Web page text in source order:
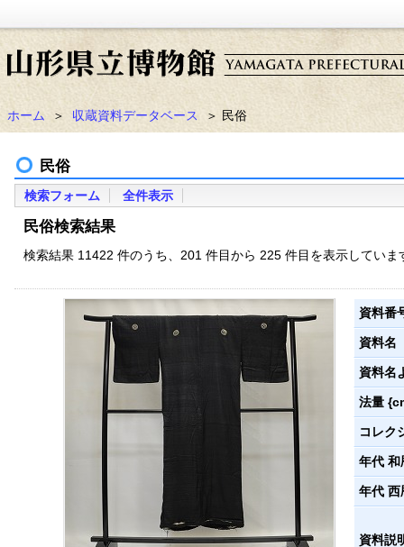
ホーム ＞ 収蔵資料データベース ＞ 民俗
民俗
検索フォーム 全件表示
民俗検索結果
検索結果 11422 件のうち、201 件目から 225 件目を表示していま
資料番
資料名
資料名
法量
コレク
年代 和
年代 西
資料説